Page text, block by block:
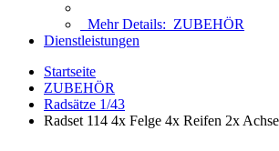
Mehr Details: ZUBEHÖR
Dienstleistungen
Startseite
ZUBEHÖR
Radsätze 1/43
Radset 114 4x Felge 4x Reifen 2x